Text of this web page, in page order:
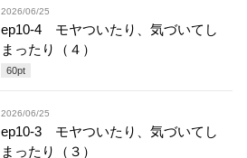
2026/06/25
ep10-4 モヤついたり、気づいてし
まったり（４）
60pt
2026/06/25
ep10-3 モヤついたり、気づいてし
まったり（３）